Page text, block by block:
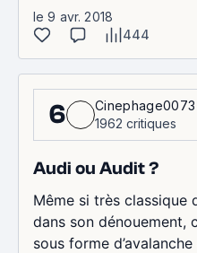
le 9 avr. 2018
444
6
Cinephage0073
1962 critiques
Audi ou Audit ?
Même si très classique
dans son dénouement,
sous forme